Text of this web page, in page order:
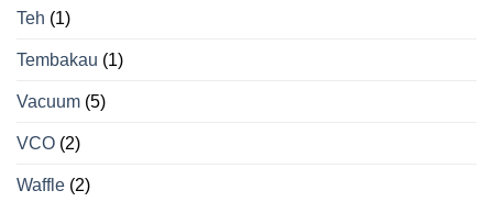
Teh (1)
Tembakau (1)
Vacuum (5)
VCO (2)
Waffle (2)